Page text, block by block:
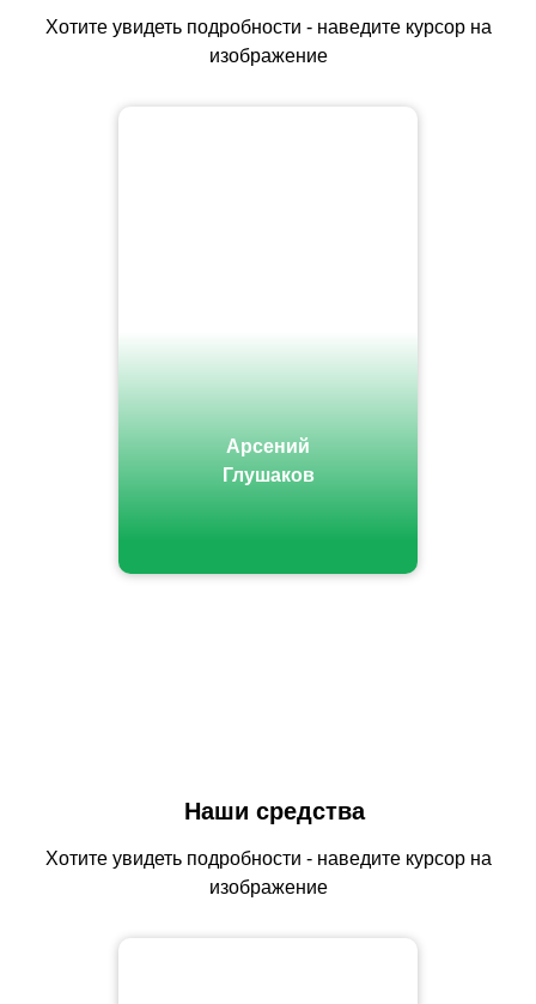
Хотите увидеть подробности - наведите курсор на
изображение
Арсений
Глушаков
Наши средства
Хотите увидеть подробности - наведите курсор на
изображение